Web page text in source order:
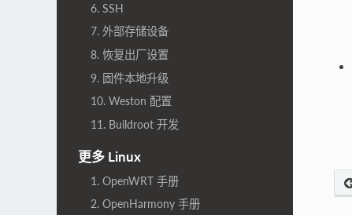
6. SSH
7. 外部存储设备
8. 恢复出厂设置
9. 固件本地升级
10. Weston 配置
11. Buildroot 开发
更多 Linux
1. OpenWRT 手册
2. OpenHarmony 手册